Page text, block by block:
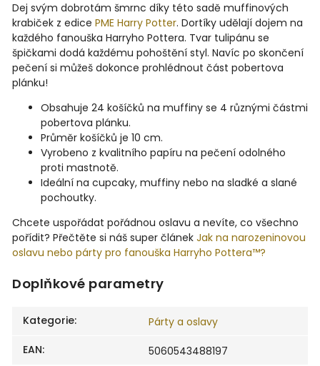
Dej svým dobrotám šmrnc díky této sadě muffinových
krabiček z edice PME Harry Potter. Dortíky udělají dojem na
každého fanouška Harryho Pottera. Tvar tulipánu se
špičkami dodá každému pohoštění styl. Navíc po skončení
pečení si můžeš dokonce prohlédnout část pobertova
plánku!
Obsahuje 24 košíčků na muffiny se 4 různými částmi
pobertova plánku.
Průměr košíčků je 10 cm.
Vyrobeno z kvalitního papíru na pečení odolného
proti mastnotě.
Ideální na cupcaky, muffiny nebo na sladké a slané
pochoutky.
Chcete uspořádat pořádnou oslavu a nevíte, co všechno
pořídit? Přečtěte si náš super článek Jak na narozeninovou
oslavu nebo párty pro fanouška Harryho Pottera™?
Doplňkové parametry
Kategorie:
Párty a oslavy
EAN: 5060543488197